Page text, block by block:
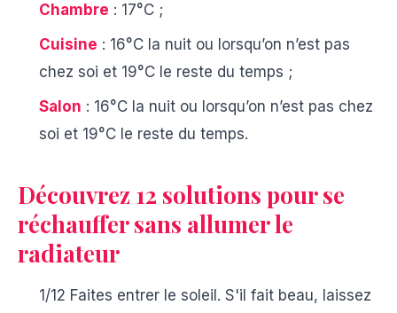
Chambre : 17°C ;
Cuisine : 16°C la nuit ou lorsqu’on n’est pas
chez soi et 19°C le reste du temps ;
Salon : 16°C la nuit ou lorsqu’on n’est pas chez
soi et 19°C le reste du temps.
Découvrez 12 solutions pour se
réchauffer sans allumer le
radiateur
1/12 Faites entrer le soleil. S'il fait beau, laissez